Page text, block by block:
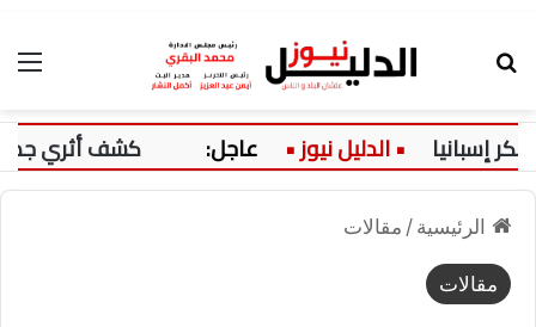
عاجل: كشف أثري جديد
الرئيسية / مقالات
مقالات